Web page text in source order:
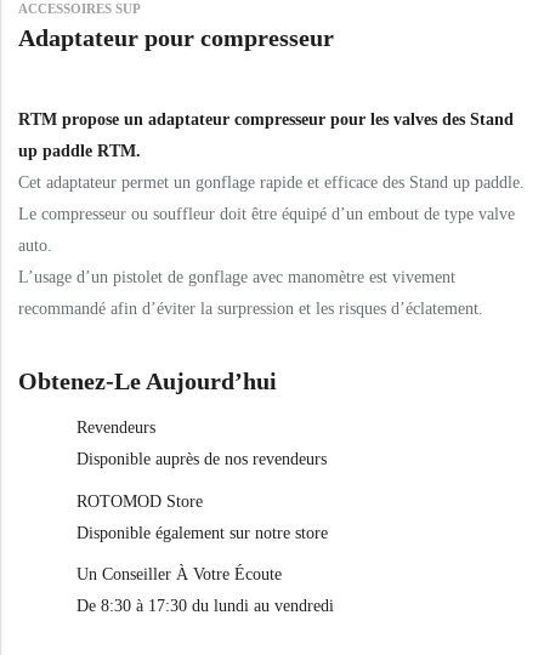
ACCESSOIRES SUP
Adaptateur pour compresseur
RTM propose un adaptateur compresseur pour les valves des Stand
up paddle RTM.
Cet adaptateur permet un gonflage rapide et efficace des Stand up paddle.
Le compresseur ou souffleur doit être équipé d’un embout de type valve
auto.
L’usage d’un pistolet de gonflage avec manomètre est vivement
recommandé afin d’éviter la surpression et les risques d’éclatement.
Obtenez-Le Aujourd’hui
Revendeurs
Disponible auprès de nos revendeurs
ROTOMOD Store
Disponible également sur notre store
Un Conseiller À Votre Écoute
De 8:30 à 17:30 du lundi au vendredi